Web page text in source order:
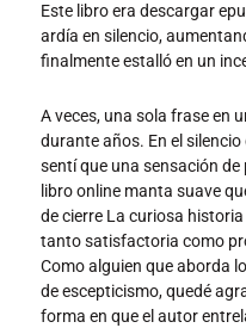
Este libro era descargar
ardía en silencio,
finalmente estalló en un
A veces, una sola frase en
durante años. En el
sentí que una sensación
libro online​ manta suave
de cierre La curiosa
tanto satisfactoria como
Como alguien que aborda
de escepticismo, quedé
forma en que el autor